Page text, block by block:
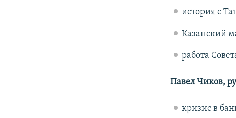
история с
Казанский
работа
Павел Чиков,
кризис в